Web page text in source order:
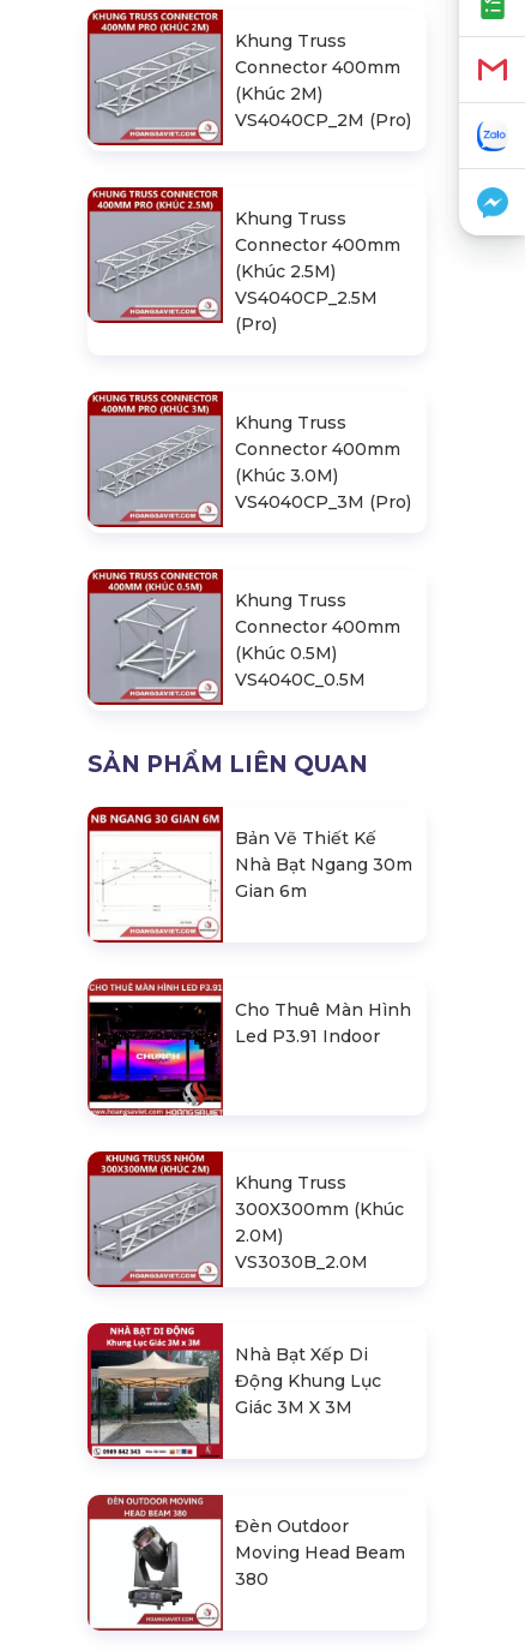
Khung Truss
Connector 400mm
(Khúc 2M)
VS4040CP_2M (Pro)
Khung Truss
Connector 400mm
(Khúc 2.5M)
VS4040CP_2.5M
(Pro)
Khung Truss
Connector 400mm
(Khúc 3.0M)
VS4040CP_3M (Pro)
Khung Truss
Connector 400mm
(Khúc 0.5M)
VS4040C_0.5M
SẢN PHẨM LIÊN QUAN
Bản Vẽ Thiết Kế
Nhà Bạt Ngang 30m
Gian 6m
Cho Thuê Màn Hình
Led P3.91 Indoor
Khung Truss
300X300mm (Khúc
2.0M)
VS3030B_2.0M
Nhà Bạt Xếp Di
Động Khung Lục
Giác 3M X 3M
Đèn Outdoor
Moving Head Beam
380